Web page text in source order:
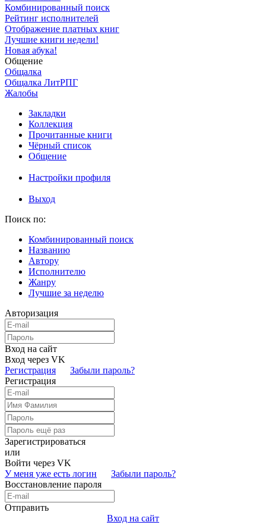
Комбинированный поиск
Рейтинг исполнителей
Отображение платных книг
Лучшие книги недели!
Новая абука!
Общение
Общалка
Общалка ЛитРПГ
Жалобы
Закладки
Коллекция
Прочитанные книги
Чёрный список
Общение
Настройки профиля
Выход
Поиск по:
Комбинированный поиск
Названию
Автору
Исполнителю
Жанру
Лучшие за неделю
Авторизация
Вход на сайт
Вход через VK
Регистрация
Забыли пароль?
Регистрация
Зарегистрироваться
или
Войти через VK
У меня уже есть логин
Забыли пароль?
Восстановление пароля
Отправить
Вход на сайт